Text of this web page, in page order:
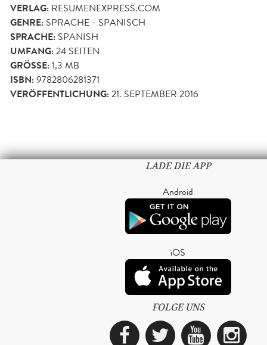
VERLAG: RESUMENEXPRESS.COM
GENRE: SPRACHE - SPANISCH
SPRACHE: SPANISH
UMFANG:24 SEITEN
GRÖSSE: 1,3 MB
ISBN:9782806281371
VERÖFFENTLICHUNG:21. SEPTEMBER 2016
LADE DIE APP
Android
iOS
FOLGE UNS
Facebook
Twitter